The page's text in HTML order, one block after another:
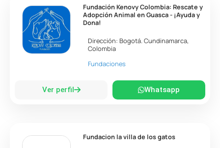
Fundación Kenovy Colombia: Rescate y
Adopción Animal en Guasca - ¡Ayuda y
Dona!
Dirección: Bogotá.Cundinamarca,
Colombia
Fundaciones
Ver perfil Whatsapp
Fundacion la villa de los gatos